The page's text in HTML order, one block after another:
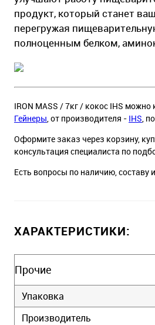
продукт, который станет
перегружая
полноценным белком,
IRON MASS / 7кг / кокос IHS
Гейнеры, от производителя - IHS,
Оформите заказ через корзину,
консультация специалиста по
Есть вопросы по наличию,
ХАРАКТЕРИСТИКИ:
Прочие
Упаковка
Производитель